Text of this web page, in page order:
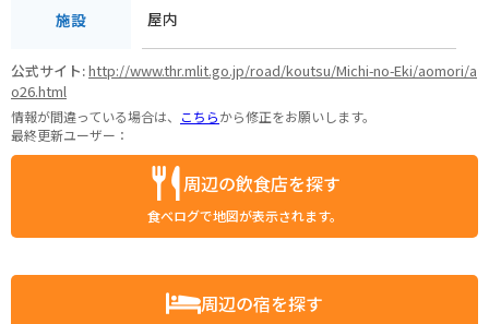
施設 屋内
公式サイト:http://www.thr.mlit.go.jp/road/koutsu/Michi-no-Eki/aomori/a
o26.html
情報が間違っている場合は、 こちらから修正をお願いします。
最終更新ユーザー：
周辺の飲食店を探す
食べログで地図が表示されます。
周辺の宿を探す